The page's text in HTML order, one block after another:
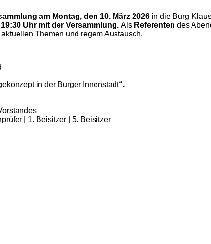
am Montag, den 10. März 2026 in die Burg-
Uhr mit der Versammlung. Als Referenten des
Themen und regem Austausch.
in der Burger Innenstadt“.
| 1. Beisitzer | 5. Beisitzer